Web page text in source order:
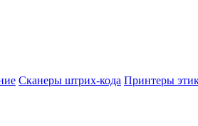
Сканеры штрих-кода Принтеры